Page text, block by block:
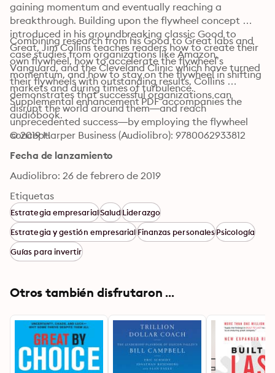
gaining momentum and eventually reaching a
breakthrough. Building upon the flywheel concept
introduced in his groundbreaking classic Good to
Great, Jim Collins teaches readers how to create their
own flywheel, how to accelerate the flywheel’s
momentum, and how to stay on the flywheel in shifting
markets and during times of turbulence.
Combining research from his Good to Great labs and
case studies from organizations like Amazon,
Vanguard, and the Cleveland Clinic which have turned
their flywheels with outstanding results, Collins
demonstrates that successful organizations can
disrupt the world around them—and reach
unprecedented success—by employing the flywheel
concept.
Supplemental enhancement PDF accompanies the
audiobook.
© 2019 Harper Business (Audiolibro): 9780062933812
Fecha de lanzamiento
Audiolibro: 26 de febrero de 2019
Etiquetas
Estrategia empresarialSaludLiderazgo
Estrategia y gestión empresarialFinanzas personalesPsicología
Guías para invertir
Otros también disfrutaron ...